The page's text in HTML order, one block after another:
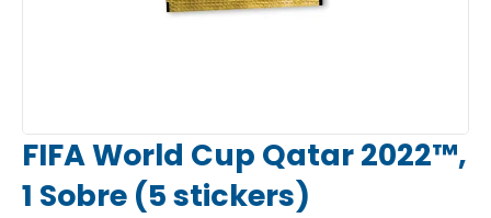
FIFA World Cup Qatar 2022™,
1 Sobre (5 stickers)